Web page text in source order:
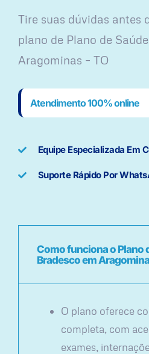
Tire suas dúvidas antes
plano ​de Plano de
Aragominas – TO
Atendimento 100% online
Equipe Especializada Em
Suporte Rápido Por
Como funciona o Plano
Bradesco em
O plano oferece
completa, com
exames,